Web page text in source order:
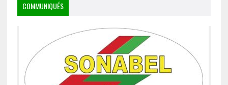
COMMUNIQUÉS